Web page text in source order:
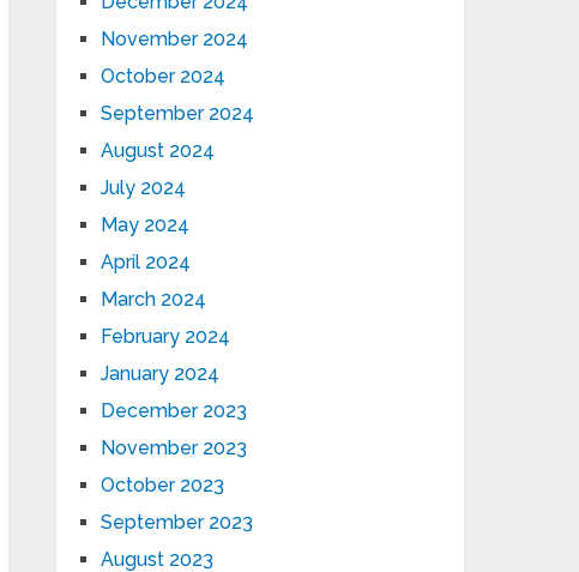
November 2024
October 2024
September 2024
August 2024
July 2024
May 2024
April 2024
March 2024
February 2024
January 2024
December 2023
November 2023
October 2023
September 2023
August 2023